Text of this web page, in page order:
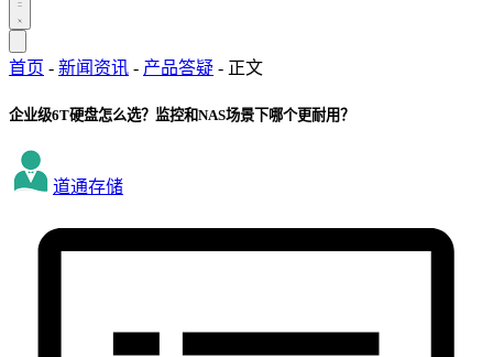
首页 - 新闻资讯 - 产品答疑 - 正文
企业级6T硬盘怎么选？监控和NAS场景下哪个更耐用？
道通存储